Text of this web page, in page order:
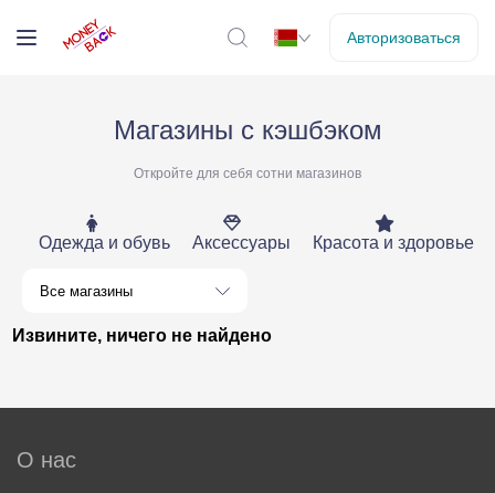
Авторизоваться
Магазины с кэшбэком
Откройте для себя сотни магазинов
Одежда и обувь Аксессуары Красота и здоровье
Все магазины
Извините, ничего не найдено
О нас